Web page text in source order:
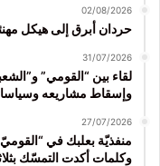
02/08/2026
حردان أبرق إلى هيكل
31/07/2026
لقاء بين “القومي”
وإسقاط مشاريعه
27/07/2026
منفذيّة بعلبك في
وكلمات أكدت التمسّك